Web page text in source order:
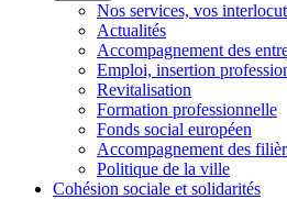
Nos services, vos
Actualités
Accompagnement des
Emploi, insertion
Revitalisation
Formation professionnelle
Fonds social européen
Accompagnement des
Politique de la ville
Cohésion sociale et solidarités